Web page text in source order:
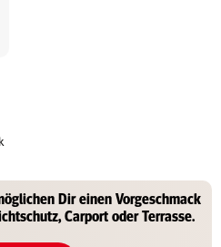
Dir einen Vorgeschmack
Carport oder Terrasse.